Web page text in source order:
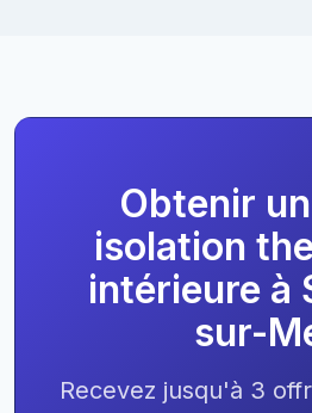
Obtenir
isolation
intérieure à
sur-
Recevez jusqu'à 3